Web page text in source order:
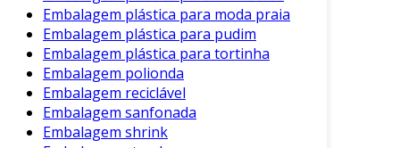
chance de recompra.
Exemplos Práticos de Uso
Um bom exemplo de embalagem é o jogo
"Catan". Sua embalagem de cartão robusto
protege peças delicadas, enquanto o design
Embalagem plástica para moda praia
Embalagem plástica para pudim
Embalagem plástica para tortinha
Embalagem polionda
Embalagem reciclável
Embalagem sanfonada
Embalagem shrink